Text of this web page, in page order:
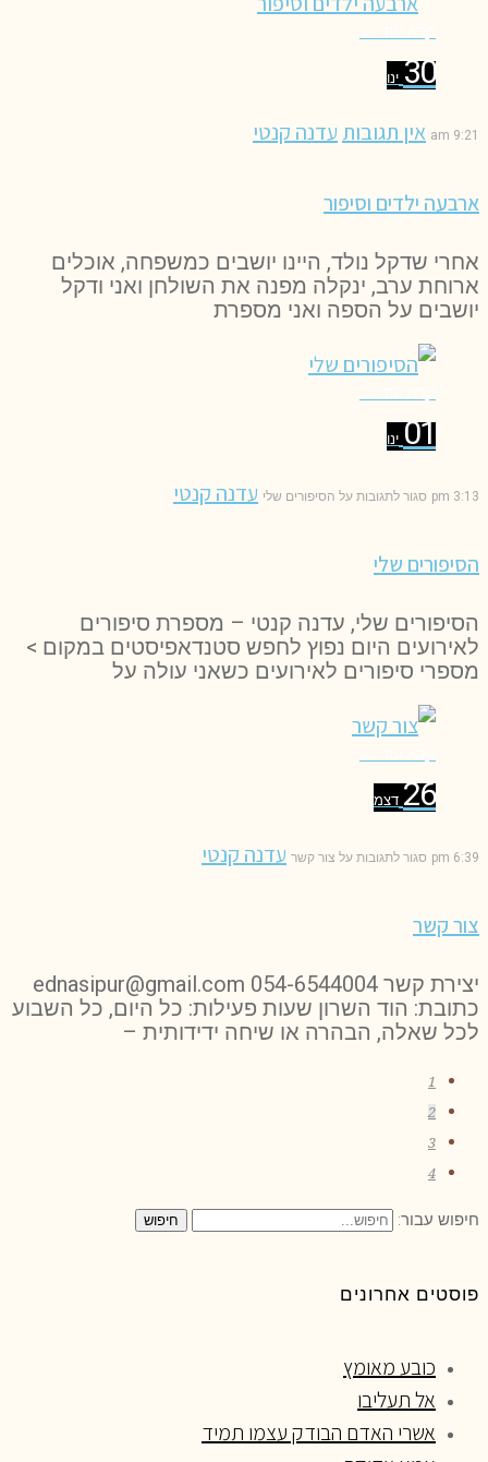
30 ינו
9:21 am אין תגובות עדנה קנטי
ארבעה ילדים וסיפור
אחרי שדקל נולד, היינו יושבים כמשפחה, אוכלים
ארוחת ערב, ינקלה מפנה את השולחן ואני ודקל
יושבים על הספה ואני מספרת
01 ינו
3:13 pm סגור לתגובות על הסיפורים שלי עדנה קנטי
הסיפורים שלי
הסיפורים שלי, עדנה קנטי – מספרת סיפורים
לאירועים היום נפוץ לחפש סטנדאפיסטים במקום >
מספרי סיפורים לאירועים כשאני עולה על
26 דצמ
6:39 pm סגור לתגובות על צור קשר עדנה קנטי
צור קשר
יצירת קשר 054-6544004 ednasipur@gmail.com
כתובת: הוד השרון שעות פעילות: כל היום, כל השבוע
לכל שאלה, הבהרה או שיחה ידידותית –
1
2
3
4
חיפוש עבור: חיפוש
פוסטים אחרונים
כובע מאומץ
אל תעליבו
אשרי האדם הבודק עצמו תמיד